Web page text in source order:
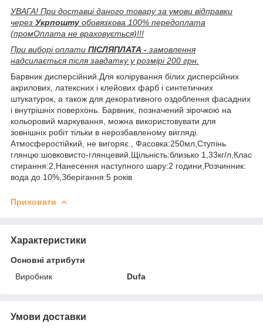
УВАГА! При доставці даного товару за умови відправки
через Укрпошту обовязкова 100% передоплата
(промОплата не враховується)!!!
При виборі оплати ПІСЛЯПЛАТА - замовлення
надсилається після завдатку у розмірі 200 грн.
Барвник дисперсійний.Для колірування білих дисперсійних
акрилових, латексних і клейових фарб і синтетичних
штукатурок, а також для декоративного оздоблення фасадних
і внутрішніх поверхонь. Барвник, позначений зірочкою на
кольоровий маркування, можна використовувати для
зовнішніх робіт тільки в нерозбавленому вигляді.
Атмосферостійкий, не вигоряє., Фасовка:250мл,Ступінь
глянцю:шовковисто-глянцевий,Щільність:близько 1,33кг/л,Клас
стирання:2,Нанесення наступного шару:2 години,Розчинник:
вода до 10%,Зберігання:5 років
Приховати
Характеристики
Основні атрибути
Виробник
Dufa
Умови доставки